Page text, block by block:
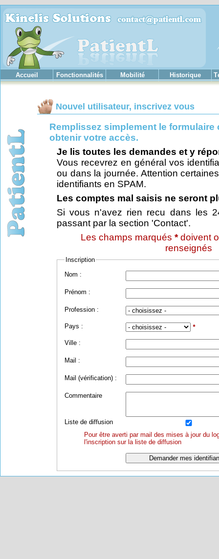
Accueil Fonctionnalités Mobilité Historique
Nouvel utilisateur, inscrivez vous
Remplissez simplement le
obtenir votre accès.
Je lis toutes les demandes et y
Vous recevrez en général vos
ou dans la journée. Attention
identifiants en SPAM.
Les comptes mal saisis ne seront
Si vous n'avez rien recu dans les
passant par la section 'Contact'.
Les champs marqués *doivent
renseignés
Inscription
Nom :
Prénom :
Profession :
Pays : *
Ville :
Mail :
Mail (vérification) :
Commentaire
Liste de diffusion
Pour être averti par mail des mises à jour du
l'inscription sur la liste de diffusion